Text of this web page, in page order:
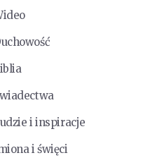
i inspiracje
i święci